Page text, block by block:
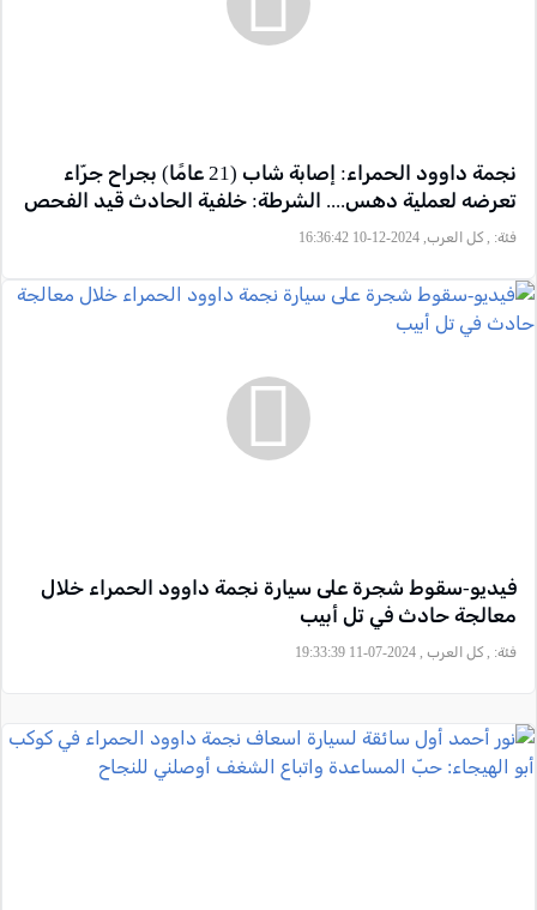
نجمة داوود الحمراء: إصابة شاب (21 عامًا) بجراح جرّاء
تعرضه لعملية دهس.... الشرطة: خلفية الحادث قيد الفحص
فئة: , كل العرب, 2024-12-10 16:36:42
فيديو-سقوط شجرة على سيارة نجمة داوود الحمراء خلال
معالجة حادث في تل أبيب
فئة: , كل العرب , 2024-07-11 19:33:39